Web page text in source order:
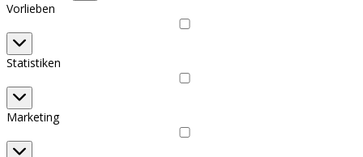
Vorlieben
Vorlieben
Statistiken
Statistiken
Marketing
Marketing